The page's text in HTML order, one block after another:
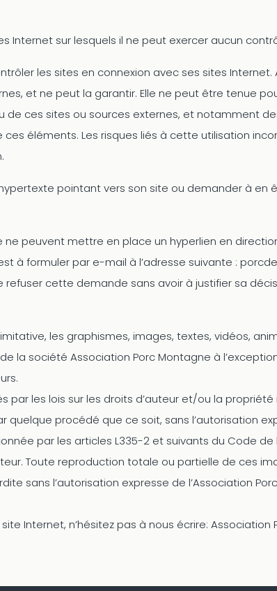
Internet sur lesquels il ne peut exercer aucun
les sites en connexion avec ses sites
et ne peut la garantir. Elle ne peut être tenue
ces sites ou sources externes, et notamment
éléments. Les risques liés à cette utilisation
pointant vers son site ou demander à
peuvent mettre en place un hyperlien en
à formuler par e-mail à l’adresse suivante :
cette demande sans avoir à justifier sa
les graphismes, images, textes, vidéos,
la société Association Porc Montagne à
les lois sur les droits d’auteur et/ou la propriété
procédé que ce soit, sans l’autorisation
par les articles L335-2 et suivants du Code
Toute reproduction totale ou partielle de ces
sans l’autorisation expresse de l’Association
Internet, n’hésitez pas à nous écrire: Association